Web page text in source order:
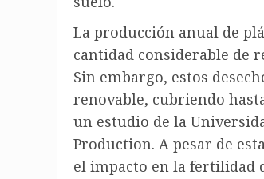
La producción anual de
cantidad considerable de
Sin embargo, estos
renovable, cubriendo
un estudio de la
Production. A pesar de
el impacto en la fertilidad